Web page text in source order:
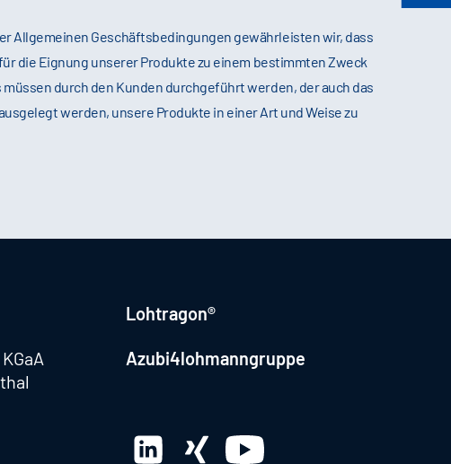
Allgemeinen Geschäftsbedingungen gewährleisten wir, dass
die Eignung unserer Produkte zu einem bestimmten Zweck
durch den Kunden durchgeführt werden, der auch das
werden, unsere Produkte in einer Art und Weise zu
Lohtragon®
Azubi4lohmanngruppe